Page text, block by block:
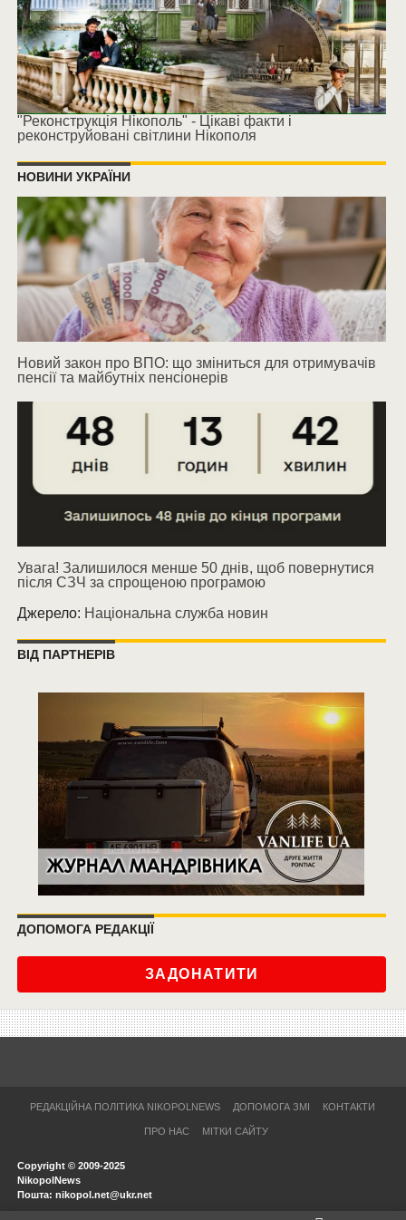
"Реконструкція Нікополь" - Цікаві факти і
реконструйовані світлини Нікополя
НОВИНИ УКРАЇНИ
Новий закон про ВПО: що зміниться для отримувачів
пенсії та майбутніх пенсіонерів
Увага! Залишилося менше 50 днів, щоб повернутися
після СЗЧ за спрощеною програмою
Джерело: Національна служба новин
ВІД ПАРТНЕРІВ
ДОПОМОГА РЕДАКЦІЇ
ЗАДОНАТИТИ
РЕДАКЦІЙНА ПОЛІТИКА NIKOPOLNEWS ДОПОМОГА ЗМІ КОНТАКТИ
ПРО НАС МІТКИ САЙТУ
Copyright © 2009-2025
NikopolNews
Пошта: nikopol.net@ukr.net